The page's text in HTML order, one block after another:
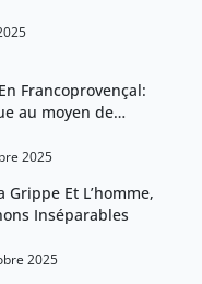
Francoprovençal:
au moyen de
2025
Grippe Et L’homme,
Inséparables
2025